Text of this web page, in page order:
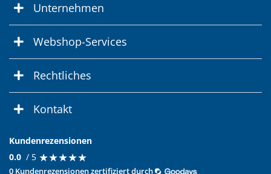
Unternehmen
Webshop-Services
Rechtliches
Kontakt
Kundenrezensionen
0.0 / 5 ★★★★★
★★★★★
0 Kundenrezensionen zertifiziert durch